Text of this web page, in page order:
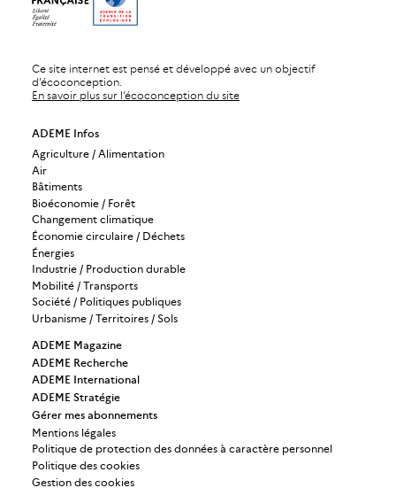
Ce site internet est pensé et développé avec un objectif
d’écoconception.
En savoir plus sur l’écoconception du site
ADEME Infos
Agriculture / Alimentation
Air
Bâtiments
Bioéconomie / Forêt
Changement climatique
Économie circulaire / Déchets
Énergies
Industrie / Production durable
Mobilité / Transports
Société / Politiques publiques
Urbanisme / Territoires / Sols
ADEME Magazine
ADEME Recherche
ADEME International
ADEME Stratégie
Gérer mes abonnements
Mentions légales
Politique de protection des données à caractère personnel
Politique des cookies
Gestion des cookies